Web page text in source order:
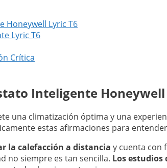
Honeywell Lyric T6
Lyric T6
Crítica
Inteligente Honeywell
una climatización óptima y una
estas afirmaciones para
la calefacción a distancia y cuenta con
no siempre es tan sencilla. Los estudios